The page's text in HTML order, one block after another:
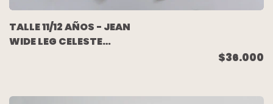
TALLE 11/12 AÑOS - JEAN
WIDE LEG CELESTE
$36.000